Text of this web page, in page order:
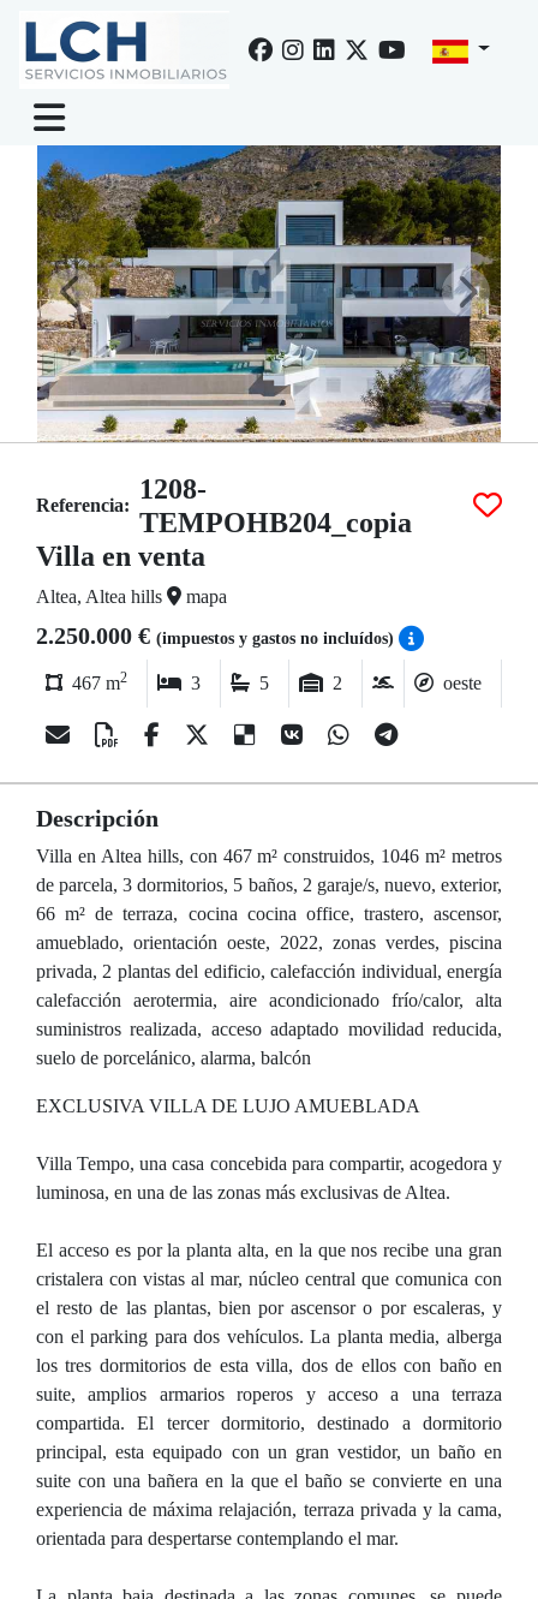
Referencia:
1208-
TEMPOHB204_copia
Villa en venta
Altea, Altea hills mapa
2.250.000 € (impuestos y gastos no incluídos)
467 m2 3 5 2 oeste
Descripción
Villa en Altea hills, con 467 m² construidos, 1046 m² metros
de parcela, 3 dormitorios, 5 baños, 2 garaje/s, nuevo, exterior,
66 m² de terraza, cocina cocina office, trastero, ascensor,
amueblado, orientación oeste, 2022, zonas verdes, piscina
privada, 2 plantas del edificio, calefacción individual, energía
calefacción aerotermia, aire acondicionado frío/calor, alta
suministros realizada, acceso adaptado movilidad reducida,
suelo de porcelánico, alarma, balcón
EXCLUSIVA VILLA DE LUJO AMUEBLADA
Villa Tempo, una casa concebida para compartir, acogedora y
luminosa, en una de las zonas más exclusivas de Altea.
El acceso es por la planta alta, en la que nos recibe una gran
cristalera con vistas al mar, núcleo central que comunica con
el resto de las plantas, bien por ascensor o por escaleras, y
con el parking para dos vehículos. La planta media, alberga
los tres dormitorios de esta villa, dos de ellos con baño en
suite, amplios armarios roperos y acceso a una terraza
compartida. El tercer dormitorio, destinado a dormitorio
principal, esta equipado con un gran vestidor, un baño en
suite con una bañera en la que el baño se convierte en una
experiencia de máxima relajación, terraza privada y la cama,
orientada para despertarse contemplando el mar.